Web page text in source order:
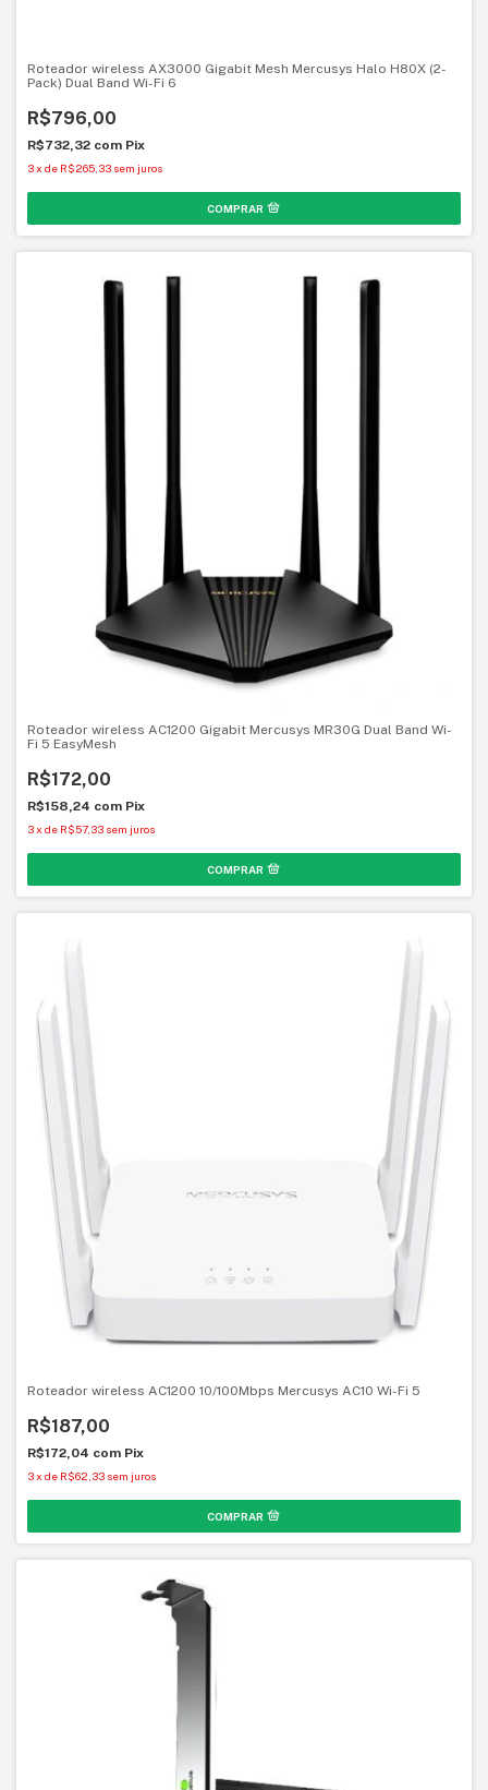
Roteador wireless AX3000 Gigabit Mesh Mercusys Halo H80X (2-
Pack) Dual Band Wi-Fi 6
R$796,00
R$732,32 com Pix
3x de R$265,33 sem juros
Roteador wireless AC1200 Gigabit Mercusys MR30G Dual Band Wi-
Fi 5 EasyMesh
R$172,00
R$158,24 com Pix
3x de R$57,33 sem juros
Roteador wireless AC1200 10/100Mbps Mercusys AC10 Wi-Fi 5
R$187,00
R$172,04 com Pix
3x de R$62,33 sem juros